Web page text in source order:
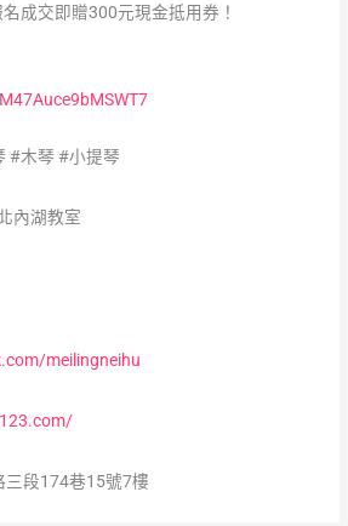
成交即贈300元現金抵用券！
#木琴 #小提琴
內湖教室
meilingneihu
三段174巷15號7樓